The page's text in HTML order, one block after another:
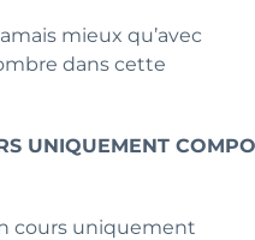
mieux qu’avec
dans cette
UNIQUEMENT
cours uniquement